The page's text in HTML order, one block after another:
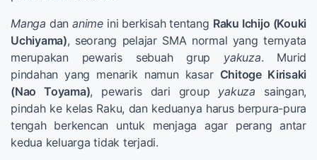
Manga dananime ini berkisah tentang Raku Ichijo (Kouki
Uchiyama), seorang pelajar SMA normal yang ternyata
merupakan pewaris sebuah grup yakuza. Murid
pindahan yang menarik namun kasar Chitoge Kirisaki
(Nao Toyama), pewaris dari group yakuza saingan,
pindah ke kelas Raku, dan keduanya harus berpura-pura
tengah berkencan untuk menjaga agar perang antar
kedua keluarga tidak terjadi.